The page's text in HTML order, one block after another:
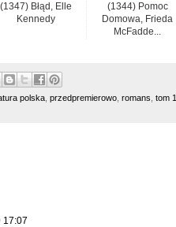
(1347) Błąd, Elle
Kennedy
(1344) Pomoc
Domowa, Frieda
McFadde...
polska przedpremierowo romans tom 1
17:07